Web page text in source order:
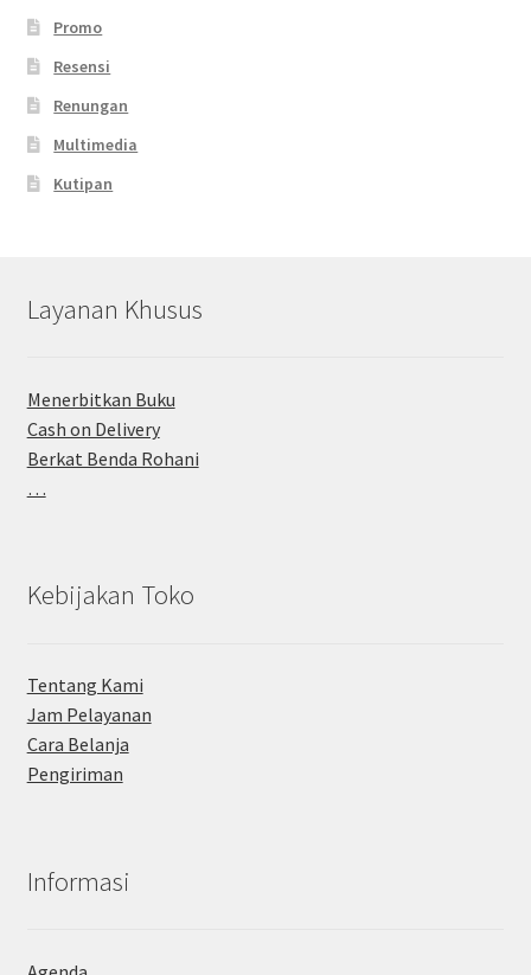
Promo
Resensi
Renungan
Multimedia
Kutipan
Layanan Khusus
Menerbitkan Buku
Cash on Delivery
Berkat Benda Rohani
…
Kebijakan Toko
Tentang Kami
Jam Pelayanan
Cara Belanja
Pengiriman
Informasi